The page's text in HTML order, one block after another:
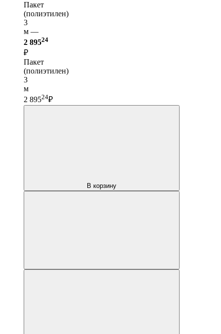
Пакет
(полиэтилен)
3
м —
2 89524
₽
Пакет
(полиэтилен)
3
м
2 89524₽
В корзину